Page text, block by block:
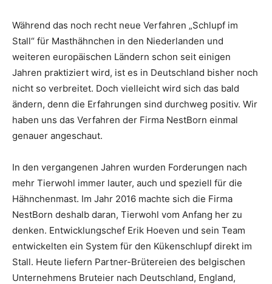
Während das noch recht neue Verfahren „Schlupf im
Stall“ für Masthähnchen in den Niederlanden und
weiteren europäischen Ländern schon seit einigen
Jahren praktiziert wird, ist es in Deutschland bisher noch
nicht so verbreitet. Doch vielleicht wird sich das bald
ändern, denn die Erfahrungen sind durchweg positiv. Wir
haben uns das Verfahren der Firma NestBorn einmal
genauer angeschaut.
In den vergangenen Jahren wurden Forderungen nach
mehr Tierwohl immer lauter, auch und speziell für die
Hähnchenmast. Im Jahr 2016 machte sich die Firma
NestBorn deshalb daran, Tierwohl vom Anfang her zu
denken. Entwicklungschef Erik Hoeven und sein Team
entwickelten ein System für den Kükenschlupf direkt im
Stall. Heute liefern Partner-Brütereien des belgischen
Unternehmens Bruteier nach Deutschland, England,